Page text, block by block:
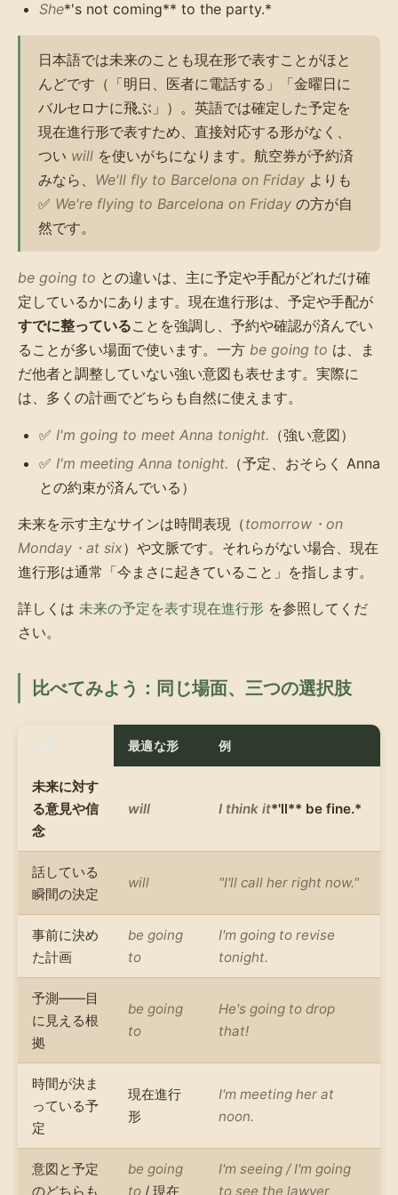
She*'s not coming** to the party.*
日本語では未来のことも現在形で表すことがほと
んどです（「明日、医者に電話する」「金曜日に
バルセロナに飛ぶ」）。英語では確定した予定を
現在進行形で表すため、直接対応する形がなく、
つい will を使いがちになります。航空券が予約済
みなら、 We'll fly to Barcelona on Friday よりも
✅ We're flying to Barcelona on Friday の方が自
然です。
be going to との違いは、主に予定や手配がどれだけ確
定しているかにあります。現在進行形は、予定や手配が
すでに整っていることを強調し、予約や確認が済んでい
ることが多い場面で使います。一方 be going to は、ま
だ他者と調整していない強い意図も表せます。実際に
は、多くの計画でどちらも自然に使えます。
✅ I'm going to meet Anna tonight. （強い意図）
✅ I'm meeting Anna tonight. （予定、おそらく Anna
との約束が済んでいる）
未来を示す主なサインは時間表現（tomorrow・on
Monday・at six）や文脈です。それらがない場合、現在
進行形は通常「今まさに起きていること」を指します。
詳しくは 未来の予定を表す現在進行形 を参照してくだ
さい。
比べてみよう：同じ場面、三つの選択肢
最適な形 例
未来に対す
る意見や信
念
will I think it*'ll** be fine.*
話している
瞬間の決定
will "I'll call her right now."
事前に決め
た計画
be going
to
I'm going to revise
tonight.
予測——目
に見える根
拠
be going
to
He's going to drop
that!
時間が決ま
っている予
定
現在進行
形
I'm meeting her at
noon.
意図と予定
のどちらも
be going
to / 現在
I'm seeing / I'm going
to see the lawyer